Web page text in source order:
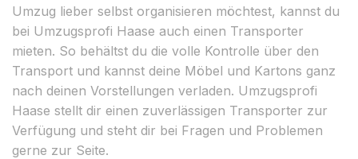
Umzug lieber selbst organisieren möchtest, kannst du
bei Umzugsprofi Haase auch einen Transporter
mieten. So behältst du die volle Kontrolle über den
Transport und kannst deine Möbel und Kartons ganz
nach deinen Vorstellungen verladen. Umzugsprofi
Haase stellt dir einen zuverlässigen Transporter zur
Verfügung und steht dir bei Fragen und Problemen
gerne zur Seite.